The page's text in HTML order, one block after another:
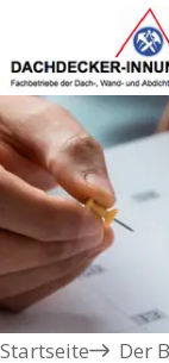
Startseite
Der